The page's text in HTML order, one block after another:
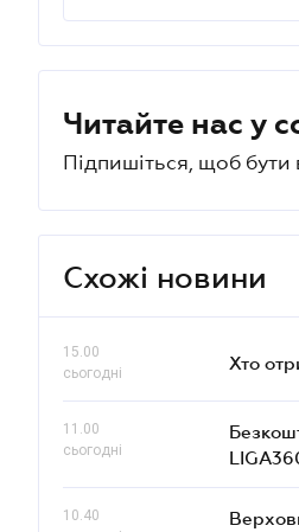
Читайте нас у
Підпишіться, щоб бути
Схожі новини
15.00
сьогодні
Хто
11.00
сьогодні
10.40